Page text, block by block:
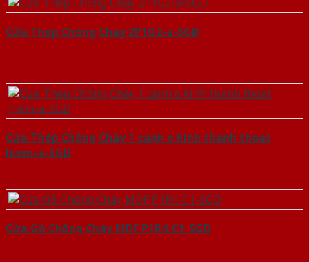
Cửa Thép Chống Cháy 2P1G2-a-SGD
Cửa Thép Chống Cháy 1 canh o kinh thanh thoat
hiem-a-SGD
Cửa Gỗ Chống Cháy MDF P1R4-C1-SGD